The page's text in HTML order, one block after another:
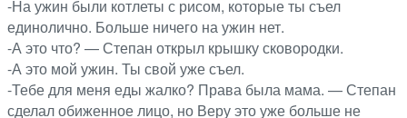
-На ужин были котлеты с рисом, которые ты съел
единолично. Больше ничего на ужин нет.
-А это что? — Степан открыл крышку сковородки.
-А это мой ужин. Ты свой уже съел.
-Тебе для меня еды жалко? Права была мама. — Степан
сделал обиженное лицо, но Веру это уже больше не